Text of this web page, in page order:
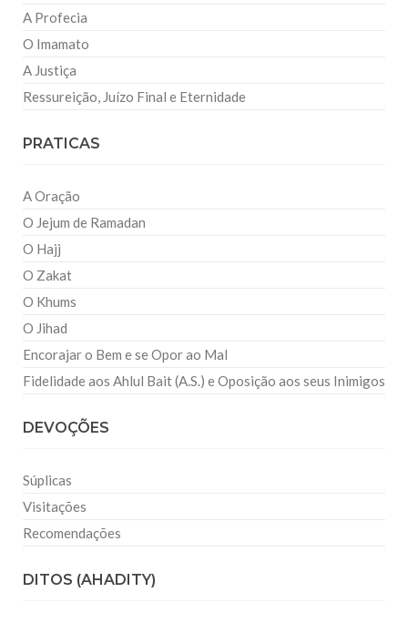
A Profecia
O Imamato
A Justiça
Ressureição, Juízo Final e Eternidade
PRATICAS
A Oração
O Jejum de Ramadan
O Hajj
O Zakat
O Khums
O Jihad
Encorajar o Bem e se Opor ao Mal
Fidelidade aos Ahlul Bait (A.S.) e Oposição aos seus Inimigos
DEVOÇÕES
Súplicas
Visitações
Recomendações
DITOS (AHADITY)